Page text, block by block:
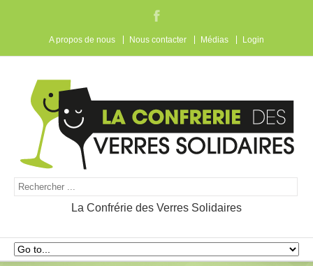
A propos de nous Nous contacter Médias Login
La Confrérie des Verres Solidaires